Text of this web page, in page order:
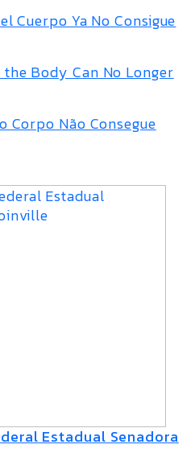
Cuerpo Ya No Consigue
the Body Can No Longer
Corpo Não Consegue
Estadual Senadora